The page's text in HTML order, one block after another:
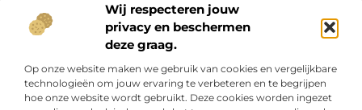
Wij respecteren jouw
privacy en beschermen
deze graag.
Op onze website maken we gebruik van cookies en vergelijkbare
technologieën om jouw ervaring te verbeteren en te begrijpen
hoe onze website wordt gebruikt. Deze cookies worden ingezet
het dagelijks leven boeiend maakt.
Bericht categorie